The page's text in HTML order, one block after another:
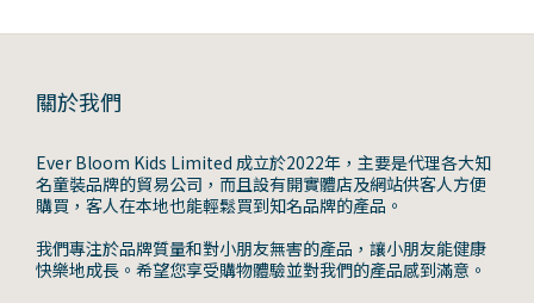
關於我們
Ever Bloom Kids Limited 成立於2022年，主要是代理各大知
名童裝品牌的貿易公司，而且設有開實體店及網站供客人方便
購買，客人在本地也能輕鬆買到知名品牌的產品。
我們專注於品牌質量和對小朋友無害的產品，讓小朋友能健康
快樂地成長。希望您享受購物體驗並對我們的產品感到滿意。